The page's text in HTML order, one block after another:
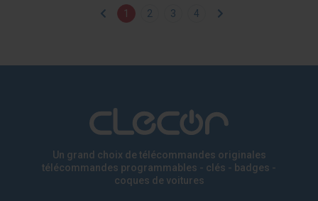
1 2 3 4
Un grand choix de télécommandes originales
télécommandes programmables - clés - badges -
coques de voitures